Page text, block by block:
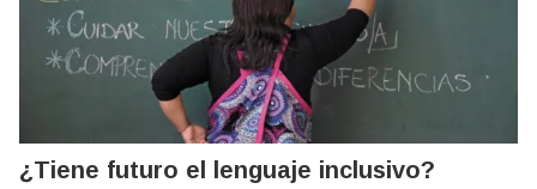
¿Tiene futuro el lenguaje inclusivo?